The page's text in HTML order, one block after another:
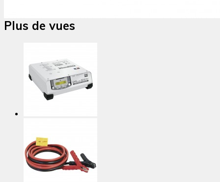
Plus de vues